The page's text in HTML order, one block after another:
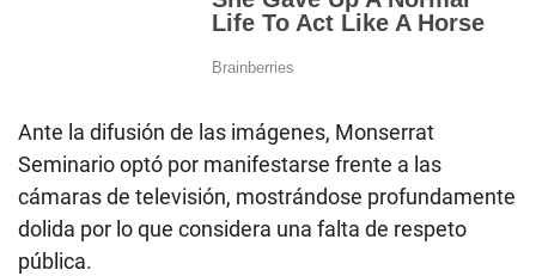
Ante la difusión de las imágenes, Monserrat
Seminario optó por manifestarse frente a las
cámaras de televisión, mostrándose profundamente
dolida por lo que considera una falta de respeto
pública.